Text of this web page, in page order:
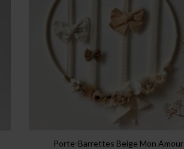
Porte-Barrettes Beige Mon Amour